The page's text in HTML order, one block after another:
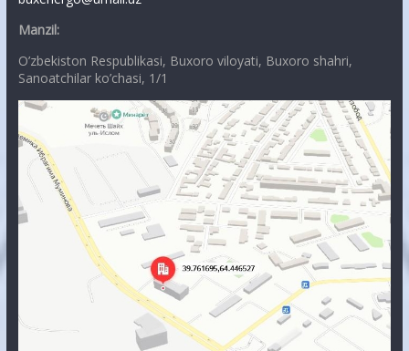
Manzil:
O’zbekiston Respublikasi, Buxoro viloyati, Buxoro shahri,
Sanoatchilar ko’chasi, 1/1